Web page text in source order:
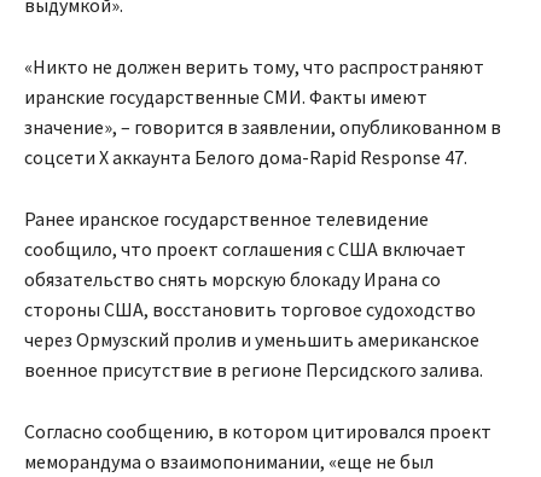
«Никто не должен верить тому, что распространяют
иранские государственные СМИ. Факты имеют
значение», – говорится в заявлении, опубликованном в
соцсети X аккаунта Белого дома-Rapid Response 47.
Ранее иранское государственное телевидение
сообщило, что проект соглашения с США включает
обязательство снять морскую блокаду Ирана со
стороны США, восстановить торговое судоходство
через Ормузский пролив и уменьшить американское
военное присутствие в регионе Персидского залива.
Согласно сообщению, в котором цитировался проект
меморандума о взаимопонимании, «еще не был